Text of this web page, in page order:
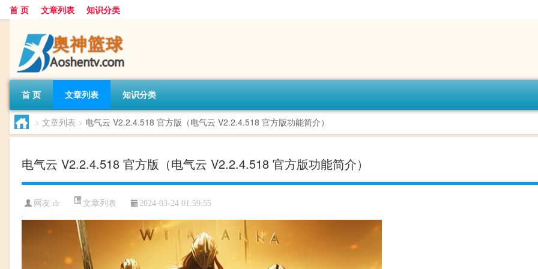
首 页 文章列表 知识分类
首 页 文章列表 知识分类
> 文章列表 > 电气云 V2.2.4.518 官方版（电气云 V2.2.4.518 官方版功能简介）
电气云 V2.2.4.518 官方版（电气云 V2.2.4.518 官方版功能简介）
网友:dr 文章列表 2024-03-24 01:59:55